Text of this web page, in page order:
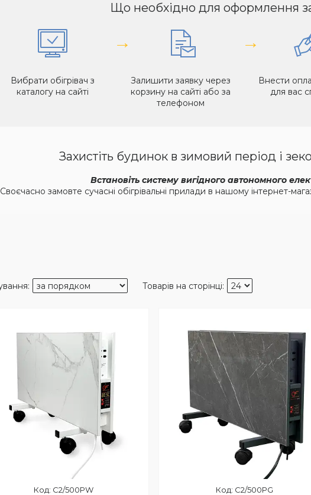
Що необхідно для оформлення
Вибрати обігрівач з
каталогу на сайті
→
Залишити заявку через
корзину на сайті або за
телефоном
→
Внести
для вас
Захистіть будинок в зимовий період і
Встановіть систему вигідного автономного
Своєчасно замовте сучасні обігрівальні прилади в нашому інтернет-
C2/500PW C2/500PG